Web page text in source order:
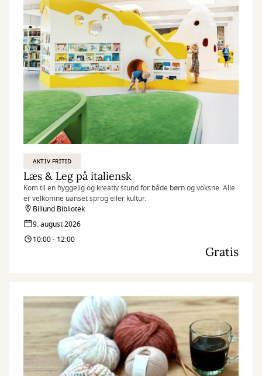
AKTIV FRITID
Læs & Leg på italiensk
Kom til en hyggelig og kreativ stund for både børn og voksne. Alle
er velkomne uanset sprog eller kultur.
Billund Bibliotek
9. august 2026
10:00 - 12:00
Gratis